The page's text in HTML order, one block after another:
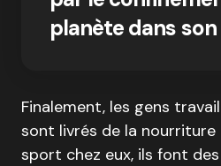
planète dans
Finalement, les gens
sont livrés de la nourriture
sport chez eux, ils font